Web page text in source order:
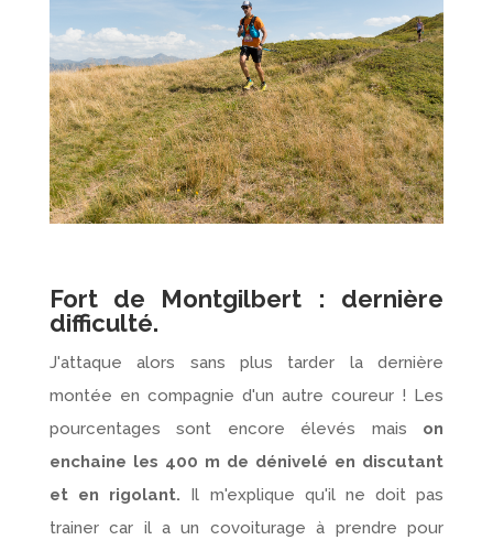
Fort de Montgilbert : dernière
difficulté.
J'attaque alors sans plus tarder la dernière
montée en compagnie d'un autre coureur ! Les
pourcentages sont encore élevés mais on
enchaine les 400 m de dénivelé en discutant
et en rigolant. Il m'explique qu'il ne doit pas
trainer car il a un covoiturage à prendre pour